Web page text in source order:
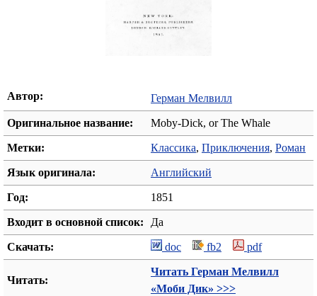
Автор: Герман Мелвилл
Оригинальное название: Moby-Dick, or The Whale
Метки: Классика, Приключения, Роман
Язык оригинала: Английский
Год: 1851
Входит в основной список: Да
Скачать: doc fb2 pdf
Читать:
Читать Герман Мелвилл
«Моби Дик» >>>